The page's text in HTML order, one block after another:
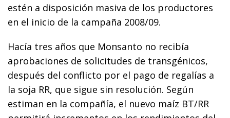
estén a disposición masiva de los productores
en el inicio de la campaña 2008/09.
Hacía tres años que Monsanto no recibía
aprobaciones de solicitudes de transgénicos,
después del conflicto por el pago de regalías a
la soja RR, que sigue sin resolución. Según
estiman en la compañía, el nuevo maíz BT/RR